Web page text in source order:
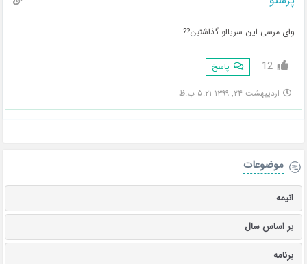
وای مرسی این سریالو گذاشتین??
12 پاسخ
اردیبهشت ۲۴, ۱۳۹۹ ۵:۲۱ ب.ظ
موضوعات
انیمه
بر اساس سال
برنامه